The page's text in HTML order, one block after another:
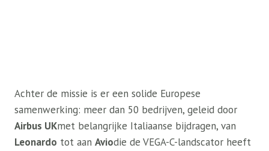
Achter de missie is er een solide Europese
samenwerking: meer dan 50 bedrijven, geleid door
Airbus UKmet belangrijke Italiaanse bijdragen, van
Leonardo tot aan Aviodie de VEGA-C-landscator heeft